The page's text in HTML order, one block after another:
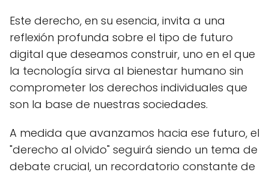
Este derecho, en su esencia, invita a una
reflexión profunda sobre el tipo de futuro
digital que deseamos construir, uno en el que
la tecnología sirva al bienestar humano sin
comprometer los derechos individuales que
son la base de nuestras sociedades.
A medida que avanzamos hacia ese futuro, el
"derecho al olvido" seguirá siendo un tema de
debate crucial, un recordatorio constante de